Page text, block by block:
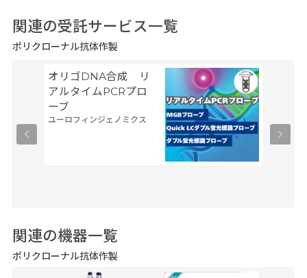
関連の受託サービス一覧
ポリクローナル抗体作製
オリゴDNA合成 リ
アルタイムPCRプロ
ーブ
ユーロフィンジェノミクス
関連の機器一覧
ポリクローナル抗体作製